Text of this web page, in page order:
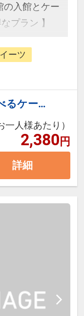
の入館とケー
プラン 】
ーツ
日帰りde箱根 入館券＆選べるケーキ
人様あたり）
2,380円
詳細